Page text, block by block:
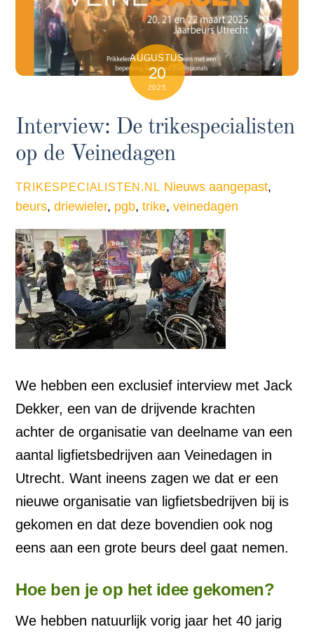
AUGUSTUS
20
2025
Interview: De trikespecialisten
op de Veinedagen
TRIKESPECIALISTEN.NL Nieuws aangepast,
beurs,driewieler, pgb,trike,veinedagen
We hebben een exclusief interview met Jack
Dekker, een van de drijvende krachten
achter de organisatie van deelname van een
aantal ligfietsbedrijven aan Veinedagen in
Utrecht. Want ineens zagen we dat er een
nieuwe organisatie van ligfietsbedrijven bij is
gekomen en dat deze bovendien ook nog
eens aan een grote beurs deel gaat nemen.
Hoe ben je op het idee gekomen?
We hebben natuurlijk vorig jaar het 40 jarig